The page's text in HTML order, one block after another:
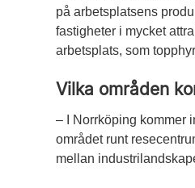
på arbetsplatsens
fastigheter i mycket
arbetsplats, som
Vilka områden
– I Norrköping kommer
området runt
mellan